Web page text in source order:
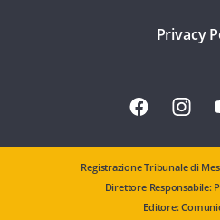
Privacy
Registrazione Tribunale di
Direttore Responsabile:
Editore: